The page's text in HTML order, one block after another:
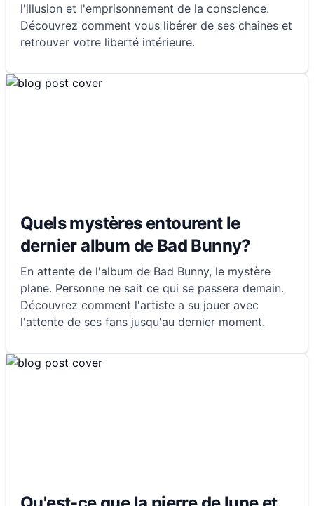
l'illusion et l'emprisonnement de la conscience.
Découvrez comment vous libérer de ses chaînes et
retrouver votre liberté intérieure.
Quels mystères entourent le
dernier album de Bad Bunny?
En attente de l'album de Bad Bunny, le mystère
plane. Personne ne sait ce qui se passera demain.
Découvrez comment l'artiste a su jouer avec
l'attente de ses fans jusqu'au dernier moment.